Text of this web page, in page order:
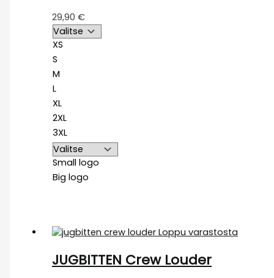
29,90€
XS
S
M
L
XL
2XL
3XL
Small logo
Big logo
Loppu varastosta
JUGBITTEN Crew Louder